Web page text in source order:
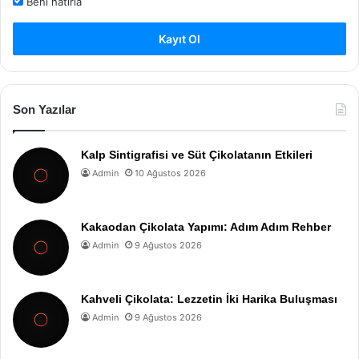
Kayıt Ol
Son Yazılar
Kalp Sintigrafisi ve Süt Çikolatanın Etkileri
Admin 10 Ağustos 2026
Kakaodan Çikolata Yapımı: Adım Adım Rehber
Admin 9 Ağustos 2026
Kahveli Çikolata: Lezzetin İki Harika Buluşması
Admin 9 Ağustos 2026